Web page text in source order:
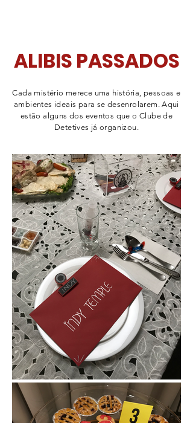
ALIBIS PASSADOS
Cada mistério merece uma história, pessoas e
ambientes ideais para se desenrolarem. Aqui
estão alguns dos eventos que o Clube de
Detetives já organizou.